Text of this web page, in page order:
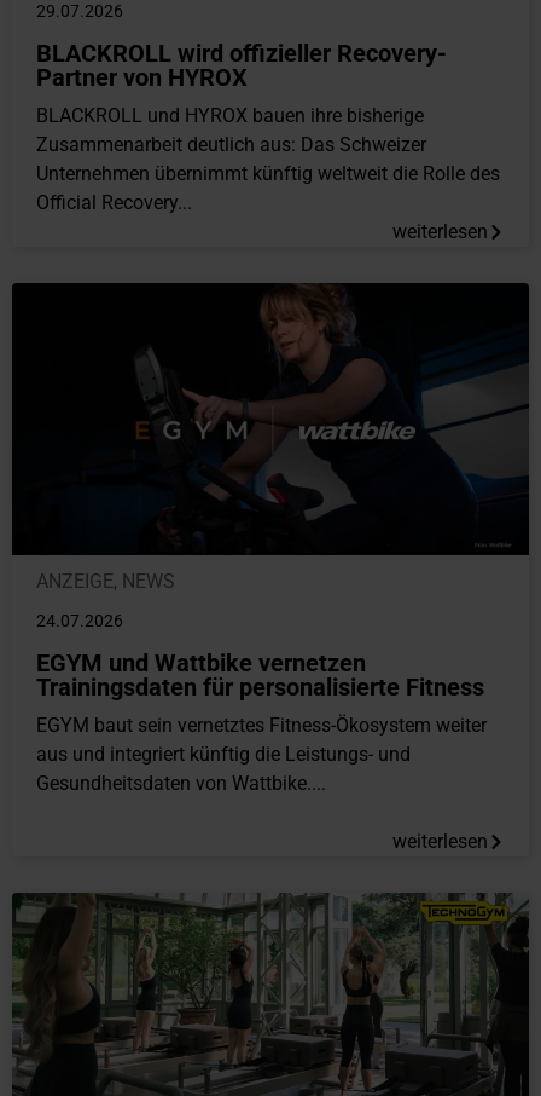
29.07.2026
BLACKROLL wird offizieller Recovery-
Partner von HYROX
BLACKROLL und HYROX bauen ihre bisherige
Zusammenarbeit deutlich aus: Das Schweizer
Unternehmen übernimmt künftig weltweit die Rolle des
Official Recovery...
weiterlesen
ANZEIGE, NEWS
24.07.2026
EGYM und Wattbike vernetzen
Trainingsdaten für personalisierte Fitness
EGYM baut sein vernetztes Fitness-Ökosystem weiter
aus und integriert künftig die Leistungs- und
Gesundheitsdaten von Wattbike....
weiterlesen